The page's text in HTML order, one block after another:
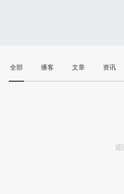
全部 播客 文章 资讯
还